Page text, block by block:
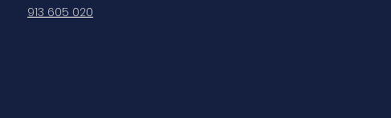
913 605 020